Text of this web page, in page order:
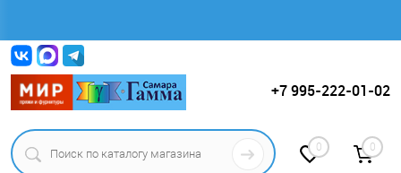
+7 995-222-01-02
0 0